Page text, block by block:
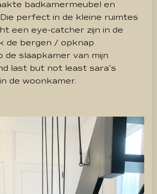
badkamermeubel en
perfect in de kleine ruimtes
een eye-catcher zijn in de
de bergen / opknap
de slaapkamer van mijn
last but not least sara’s
de woonkamer.